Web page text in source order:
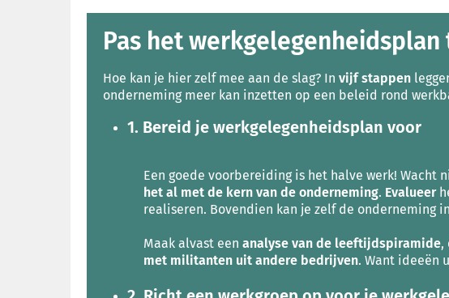
Pas het
Hoe kan je hier zelf mee aan de slag? In vijf stappen
onderneming meer kan inzetten op een beleid rond
1. Bereid je werkgelegenheidsplan voor
Een goede voorbereiding is het halve werk! Wacht
het al met de kern van de onderneming. Evalueer
realiseren. Bovendien kan je zelf de onderneming
Maak alvast een analyse van de leeftijdspiramide,
met militanten uit andere bedrijven. Want ideeën